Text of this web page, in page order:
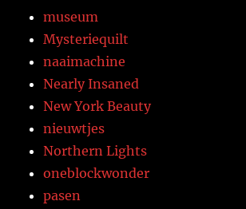
museum
Mysteriequilt
naaimachine
Nearly Insaned
New York Beauty
nieuwtjes
Northern Lights
oneblockwonder
pasen